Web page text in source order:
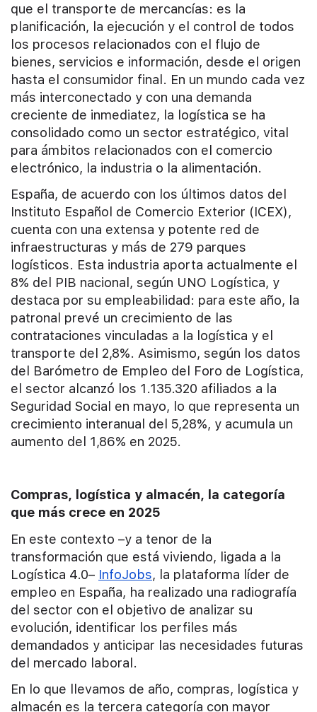
que el transporte de mercancías: es la
planificación, la ejecución y el control de todos
los procesos relacionados con el flujo de
bienes, servicios e información, desde el origen
hasta el consumidor final. En un mundo cada vez
más interconectado y con una demanda
creciente de inmediatez, la logística se ha
consolidado como un sector estratégico, vital
para ámbitos relacionados con el comercio
electrónico, la industria o la alimentación.
España, de acuerdo con los últimos datos del
Instituto Español de Comercio Exterior (ICEX),
cuenta con una extensa y potente red de
infraestructuras y más de 279 parques
logísticos. Esta industria aporta actualmente el
8% del PIB nacional, según UNO Logística, y
destaca por su empleabilidad: para este año, la
patronal prevé un crecimiento de las
contrataciones vinculadas a la logística y el
transporte del 2,8%. Asimismo, según los datos
del Barómetro de Empleo del Foro de Logística,
el sector alcanzó los 1.135.320 afiliados a la
Seguridad Social en mayo, lo que representa un
crecimiento interanual del 5,28%, y acumula un
aumento del 1,86% en 2025.
Compras, logística y almacén, la categoría
que más crece en 2025
En este contexto –y a tenor de la
transformación que está viviendo, ligada a la
Logística 4.0– InfoJobs, la plataforma líder de
empleo en España, ha realizado una radiografía
del sector con el objetivo de analizar su
evolución, identificar los perfiles más
demandados y anticipar las necesidades futuras
del mercado laboral.
En lo que llevamos de año, compras, logística y
almacén es la tercera categoría con mayor